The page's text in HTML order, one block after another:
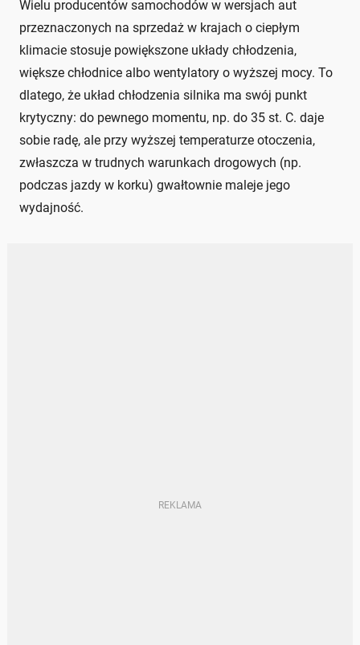
Wielu producentów samochodów w wersjach aut
przeznaczonych na sprzedaż w krajach o ciepłym
klimacie stosuje powiększone układy chłodzenia,
większe chłodnice albo wentylatory o wyższej mocy. To
dlatego, że układ chłodzenia silnika ma swój punkt
krytyczny: do pewnego momentu, np. do 35 st. C. daje
sobie radę, ale przy wyższej temperaturze otoczenia,
zwłaszcza w trudnych warunkach drogowych (np.
podczas jazdy w korku) gwałtownie maleje jego
wydajność.